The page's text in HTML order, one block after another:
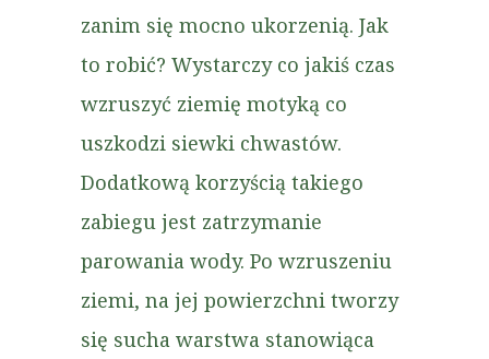
zanim się mocno ukorzenią. Jak
to robić? Wystarczy co jakiś czas
wzruszyć ziemię motyką co
uszkodzi siewki chwastów.
Dodatkową korzyścią takiego
zabiegu jest zatrzymanie
parowania wody. Po wzruszeniu
ziemi, na jej powierzchni tworzy
się sucha warstwa stanowiąca